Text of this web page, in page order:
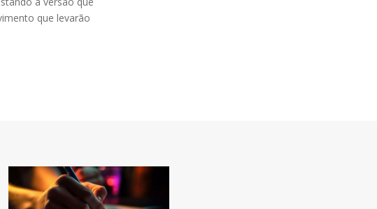
que levarão